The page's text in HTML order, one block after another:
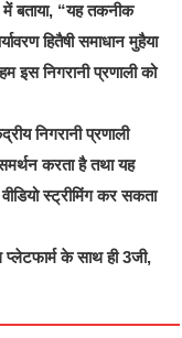
बताया, “यह तकनीक
हितैषी समाधान मुहैया
इस निगरानी प्रणाली को
निगरानी प्रणाली
करता है तथा यह
स्ट्रीमिंग कर सकता
के साथ ही 3जी,